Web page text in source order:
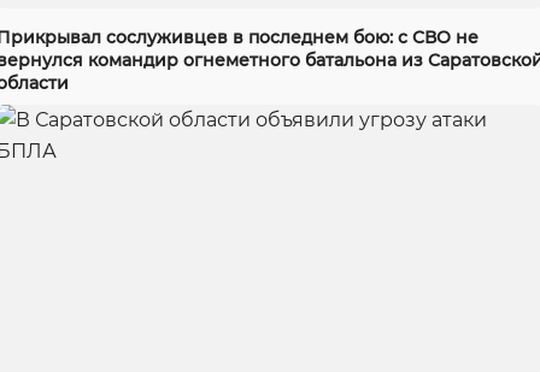
сослуживцев в последнем бою: с СВО не
командир огнеметного батальона из